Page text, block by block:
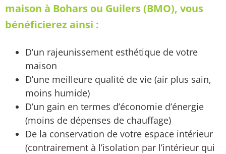
maison à Bohars ou Guilers (BMO), vous
bénéficierez ainsi :
D’un rajeunissement esthétique de votre
maison
D’une meilleure qualité de vie (air plus sain,
moins humide)
D’un gain en termes d’économie d’énergie
(moins de dépenses de chauffage)
De la conservation de votre espace intérieur
(contrairement à l’isolation par l’intérieur qui